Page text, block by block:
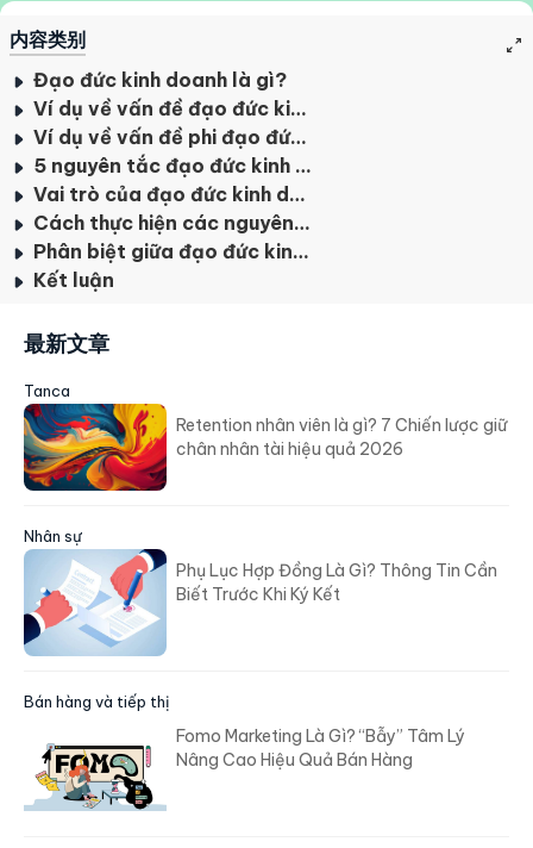
内容类别
Đạo đức kinh doanh là gì?
Ví dụ về vấn đề đạo đức kinh doanh
Ví dụ về vấn đề phi đạo đức kinh doanh
5 nguyên tắc đạo đức kinh doanh
Vai trò của đạo đức kinh doanh
Cách thực hiện các nguyên tắc đạo đức kinh doanh
Phân biệt giữa đạo đức kinh doanh và pháp luật kinh doanh
Kết luận
最新文章
Tanca
Retention nhân viên là gì? 7 Chiến lược giữ
chân nhân tài hiệu quả 2026
Nhân sự
Phụ Lục Hợp Đồng Là Gì? Thông Tin Cần
Biết Trước Khi Ký Kết
Bán hàng và tiếp thị
Fomo Marketing Là Gì? “Bẫy” Tâm Lý
Nâng Cao Hiệu Quả Bán Hàng